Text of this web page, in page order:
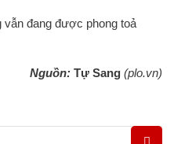
đang được phong toả
Nguồn: Tự Sang (plo.vn)